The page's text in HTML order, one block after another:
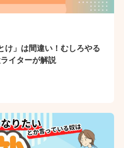
け」は間違い！むしろやる
イターが解説